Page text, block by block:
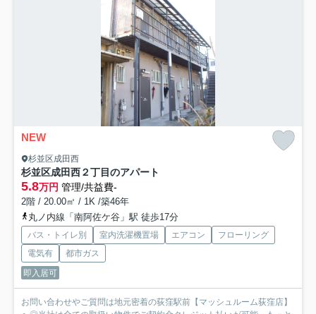
NEW
杉並区成田西
杉並区成田西２丁目のアパート
5.8万円 管理/共益費-
2階 / 20.00㎡ / 1K /築46年
丸ノ内線「南阿佐ケ谷」駅 徒歩17分
バス・トイレ別 室内洗濯機置場 エアコン
フローリング
電気有
都市ガス
即入居可
お問い合わせやご質問は地元密着の荻窪駅前【マッシュルーム荻窪店】